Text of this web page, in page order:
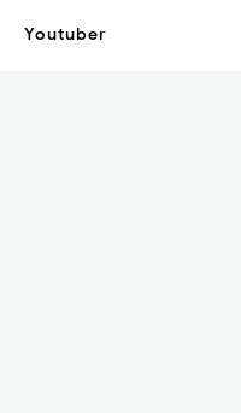
Youtuber